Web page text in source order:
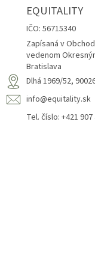
EQUITALITY
IČO: 56715340
Zapísaná v
vedenom
Bratislava
Dlhá 1969/52,
info@equitality.sk
Tel. číslo: +421 907